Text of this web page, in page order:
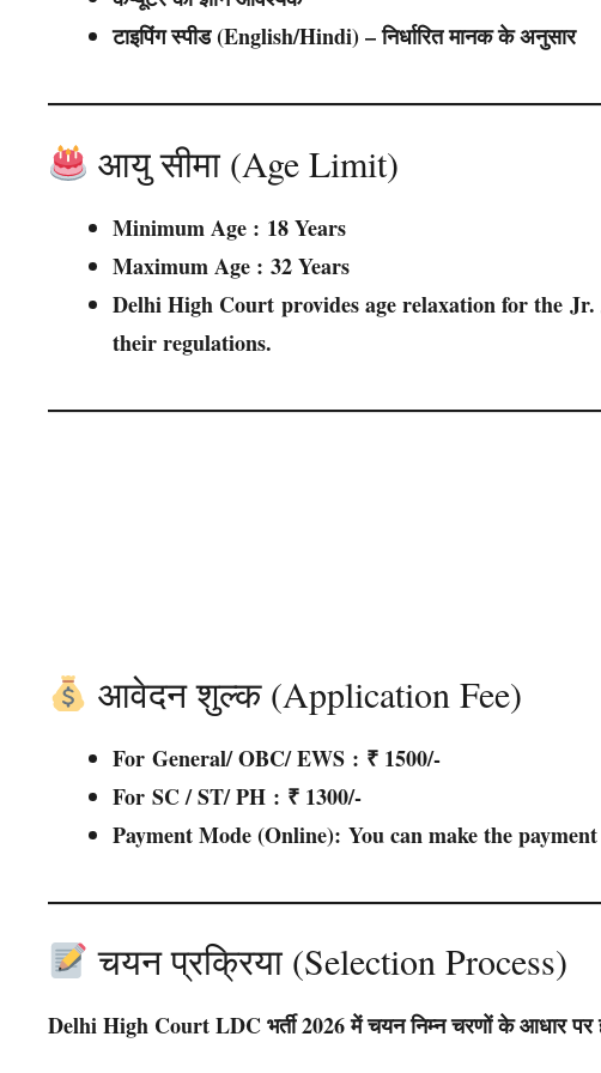
टाइपिंग स्पीड (English/Hindi) – निर्धारित मानक के अनुसार
आयु सीमा (Age Limit)
Minimum Age : 18 Years
Maximum Age : 32 Years
Delhi High Court provides age relaxation for the Jr.
their regulations.
आवेदन शुल्क (Application Fee)
For General/ OBC/ EWS : ₹ 1500/-
For SC / ST/ PH : ₹ 1300/-
Payment Mode (Online): You can make the
चयन प्रक्रिया (Selection Process)
Delhi High Court LDC भर्ती 2026 में चयन निम्न चरणों के आधार पर